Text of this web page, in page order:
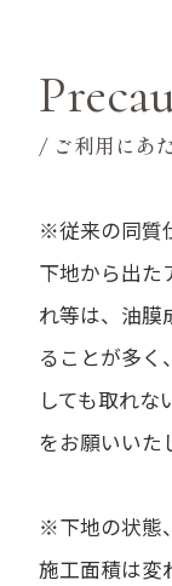
/ ご利用にあ
※従来の同質
下地から出た
れ等は、油膜
ることが多く
しても取れ
をお願いいた
※下地の状態
施工面積は変